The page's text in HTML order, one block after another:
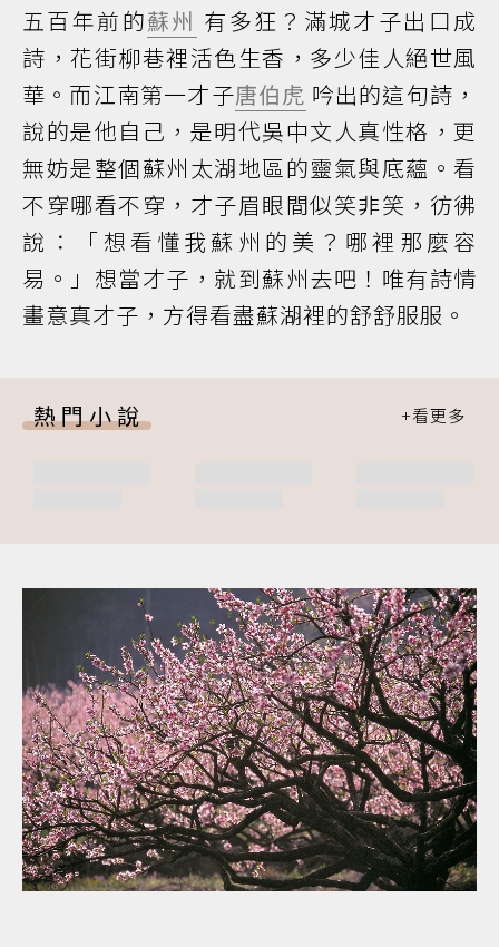
五百年前的蘇州 有多狂？滿城才子出口成
詩，花街柳巷裡活色生香，多少佳人絕世風
華。而江南第一才子唐伯虎 吟出的這句詩，
說的是他自己，是明代吳中文人真性格，更
無妨是整個蘇州太湖地區的靈氣與底蘊。看
不穿哪看不穿，才子眉眼間似笑非笑，彷彿
說：「想看懂我蘇州的美？哪裡那麼容
易。」想當才子，就到蘇州去吧！唯有詩情
畫意真才子，方得看盡蘇湖裡的舒舒服服。
熱門小說